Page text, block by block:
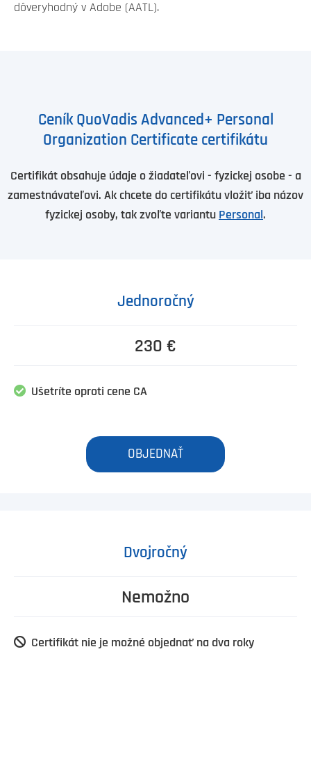
dôveryhodný v Adobe (AATL).
Ceník QuoVadis Advanced+ Personal
Organization Certificate certifikátu
Certifikát obsahuje údaje o žiadateľovi - fyzickej osobe - a
zamestnávateľovi. Ak chcete do certifikátu vložiť iba názov
fyzickej osoby, tak zvoľte variantu Personal .
Jednoročný
230 €
Ušetríte oproti cene CA
OBJEDNAŤ
Dvojročný
Nemožno
Certifikát nie je možné objednať na dva roky